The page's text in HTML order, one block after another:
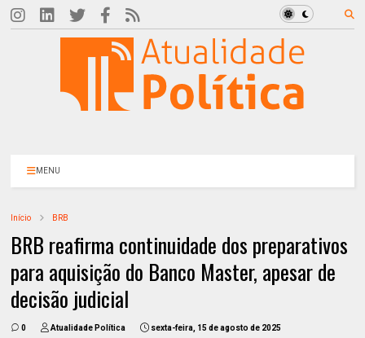
MENU
Início BRB
BRB reafirma continuidade dos preparativos
para aquisição do Banco Master, apesar de
decisão judicial
0 Atualidade Política sexta-feira, 15 de agosto de 2025